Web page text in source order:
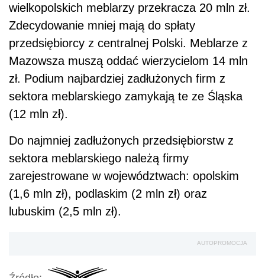
wielkopolskich meblarzy przekracza 20 mln zł.
Zdecydowanie mniej mają do spłaty
przedsiębiorcy z centralnej Polski. Meblarze z
Mazowsza muszą oddać wierzycielom 14 mln
zł. Podium najbardziej zadłużonych firm z
sektora meblarskiego zamykają te ze Śląska
(12 mln zł).
Do najmniej zadłużonych przedsiębiorstw z
sektora meblarskiego należą firmy
zarejestrowane w województwach: opolskim
(1,6 mln zł), podlaskim (2 mln zł) oraz
lubuskim (2,5 mln zł).
AUTOPROMOCJA